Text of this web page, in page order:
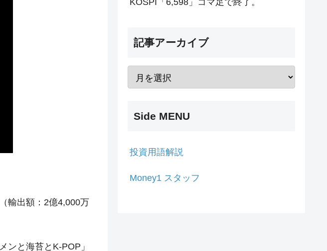
輸出額：2億4,000万
ンと海苔とK-POP」
記事アーカイブ
Side MENU
投資用語解説
Money1 スタッフ